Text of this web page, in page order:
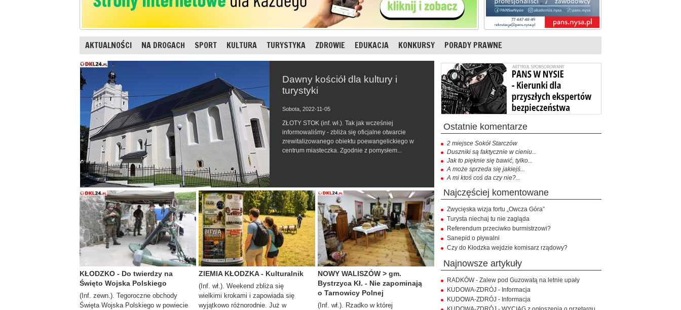
AKTUALNOŚCI NA DROGACH SPORT KULTURA TURYSTYKA ZDROWIE EDUKACJA KONKURSY PORADY PRAWNE
Dawny kościół dla kultury i
turystyki
Sobota, 2022-11-05
ZŁOTY STOK (inf. wł.). Tak jak wcześniej
informowaliśmy - zbliża się oficjalne otwarcie
zrewitalizowanego obiektu poewangelickiego w
centrum miasteczka. Zgodnie z pomysłem...
KŁODZKO - Do twierdzy na
Święto Wojska Polskiego
(Inf. zewn.). Tegoroczne obchody
Święta Wojska Polskiego w powiecie
ZIEMIA KŁODZKA - Kulturalnik
(Inf. wł.). Weekend zbliża się
wielkimi krokami i zapowiada się
wyjątkowo różnorodnie. Już w
NOWY WALISZÓW > gm.
Bystrzyca Kł. - Nie zapominają
o Tarnowicy Polnej
(Inf. wł.). Rzadko w której
ostatnie komentarze
2 miejsce Sokół Starczów
Duszniki są faktycznie w cieniu...
Jak to pięknie się bawić, tylko...
A może sprzeda się jakiejś...
A mi ktoś coś da czy nie?...
najczęściej komentowane
Zwycięska wizja fortu „Owcza Góra”
Turysta niechaj tu nie zagląda
Referendum przeciwko burmistrzowi?
Sanepid o pływalni
Czy do Kłodzka wejdzie komisarz rządowy?
najnowsze artykuły
RADKÓW - Zalew pod Guzowatą na letnie upały
KUDOWA-ZDRÓJ - Informacja
KUDOWA-ZDRÓJ - Informacja